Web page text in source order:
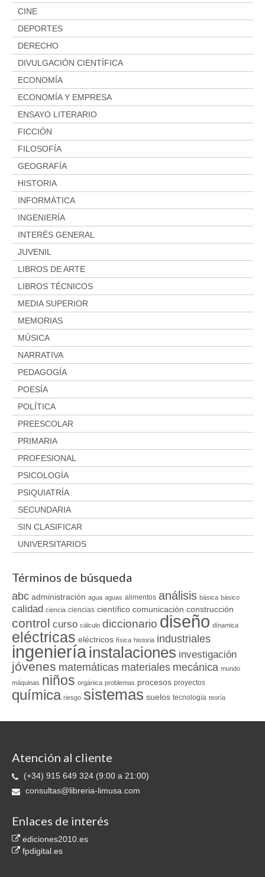
CINE
DEPORTES
DERECHO
DIVULGACIÓN CIENTÍFICA
ECONOMÍA
ECONOMÍA Y EMPRESA
ENSAYO LITERARIO
FICCIÓN
FILOSOFÍA
GEOGRAFÍA
HISTORIA
INFORMÁTICA
INGENIERÍA
INTERÉS GENERAL
JUVENIL
LIBROS DE ARTE
LIBROS TÉCNICOS
MEDIA SUPERIOR
MEMORIAS
MÚSICA
NARRATIVA
PEDAGOGÍA
POESÍA
POLÍTICA
PREESCOLAR
PRIMARIA
PROFESIONAL
PSICOLOGÍA
PSIQUIATRÍA
SECUNDARIA
SIN CLASIFICAR
UNIVERSITARIOS
Términos de búsqueda
abc administración agua aguas alimentos análisis básica básico
calidad ciencia ciencias científico comunicación construcción
control curso cálculo diccionario diseño dínamica
eléctricas eléctricos física historia industriales
ingenieríainstalaciones investigación
jóvenes matemáticas materiales mecánica mundo
máquinas niños orgánica problemas procesos proyectos
química riesgo sistemas suelos tecnología teoría
Atención al cliente
(+34) 915 649 324 (9:00 a 21:00)
consultas@libreria-limusa.com
Enlaces de interés
ediciones2010.es
fpdigital.es